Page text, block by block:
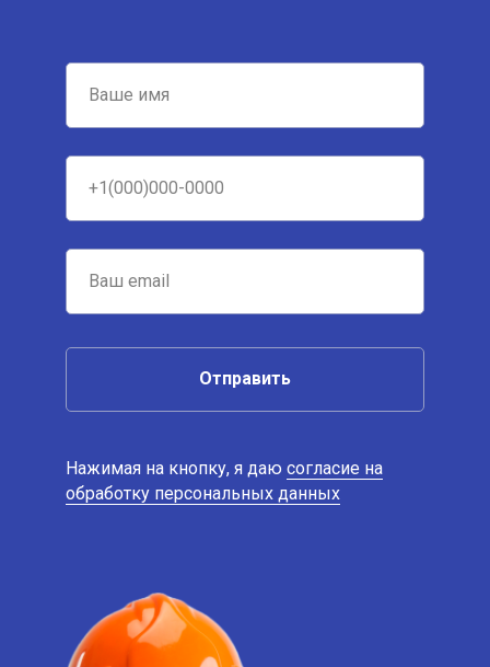
Отправить
Нажимая на кнопку, я даю согласие на
обработку персональных данных